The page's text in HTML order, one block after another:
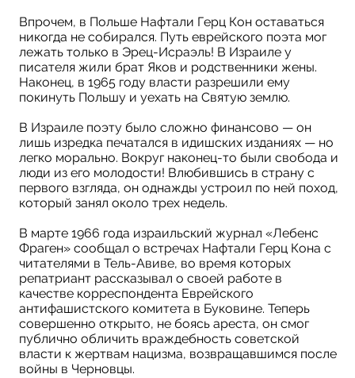
Впрочем, в Польше Нафтали Герц Кон оставаться
никогда не собирался. Путь еврейского поэта мог
лежать только в Эрец-Исраэль! В Израиле у
писателя жили брат Яков и родственники жены.
Наконец, в 1965 году власти разрешили ему
покинуть Польшу и уехать на Святую землю.
В Израиле поэту было сложно финансово — он
лишь изредка печатался в идишских изданиях — но
легко морально. Вокруг наконец-то были свобода и
люди из его молодости! Влюбившись в страну с
первого взгляда, он однажды устроил по ней поход,
который занял около трех недель.
В марте 1966 года израильский журнал «Лебенс
Фраген» сообщал о встречах Нафтали Герц Кона с
читателями в Тель-Авиве, во время которых
репатриант рассказывал о своей работе в
качестве корреспондента Еврейского
антифашистского комитета в Буковине. Теперь
совершенно открыто, не боясь ареста, он смог
публично обличить враждебность советской
власти к жертвам нацизма, возвращавшимся после
войны в Черновцы.